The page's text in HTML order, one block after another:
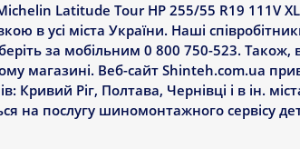
Latitude Tour HP 255/55 R19 111V XL
в усі міста України. Наші
за мобільним 0 800 750-523. Також,
магазині. Веб-сайт Shinteh.com.ua
Кривий Ріг, Полтава, Чернівці і в ін.
на послугу шиномонтажного сервісу